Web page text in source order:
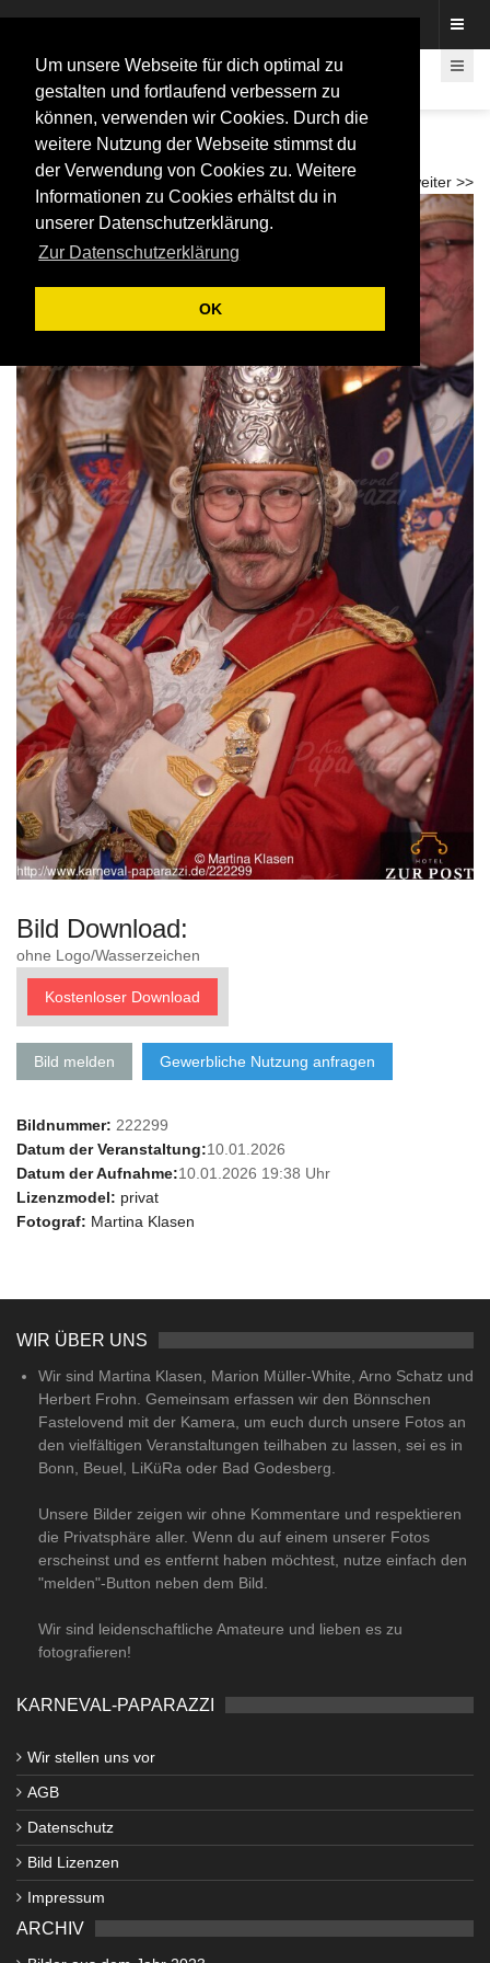
Um unsere Webseite für dich optimal zu
gestalten und fortlaufend verbessern zu
können, verwenden wir Cookies. Durch die
weitere Nutzung der Webseite stimmst du
der Verwendung von Cookies zu. Weitere
Informationen zu Cookies erhältst du in
unserer Datenschutzerklärung.
Zur Datenschutzerklärung
OK
20 Jahre "Die Flüssigen" - Flüssigen Party
2026
weiter >>
<< zurück
Bild Download:
ohne Logo/Wasserzeichen
Kostenloser Download
Bild melden Gewerbliche Nutzung anfragen
Bildnummer: 222299
Datum der Veranstaltung:10.01.2026
Datum der Aufnahme:10.01.2026 19:38 Uhr
Lizenzmodel: privat
Fotograf: Martina Klasen
WIR ÜBER UNS
Wir sind Martina Klasen, Marion Müller-White, Arno Schatz und
Herbert Frohn. Gemeinsam erfassen wir den Bönnschen
Fastelovend mit der Kamera, um euch durch unsere Fotos an
den vielfältigen Veranstaltungen teilhaben zu lassen, sei es in
Bonn, Beuel, LiKüRa oder Bad Godesberg.
Unsere Bilder zeigen wir ohne Kommentare und respektieren
die Privatsphäre aller. Wenn du auf einem unserer Fotos
erscheinst und es entfernt haben möchtest, nutze einfach den
"melden"-Button neben dem Bild.
Wir sind leidenschaftliche Amateure und lieben es zu
fotografieren!
KARNEVAL-PAPARAZZI
Wir stellen uns vor
AGB
Datenschutz
Bild Lizenzen
Impressum
ARCHIV